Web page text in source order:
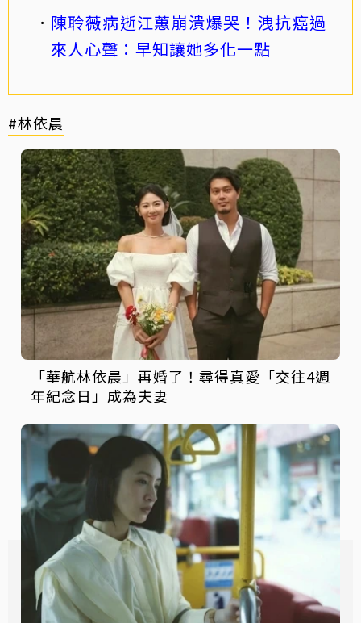
陳聆薇病逝江蕙崩潰爆哭！洩抗癌過
來人心聲：早知讓她多化一點
#林依晨
「華航林依晨」再婚了！尋得真愛「交往4週
年紀念日」成為夫妻